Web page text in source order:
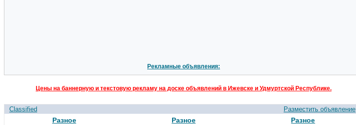
Рекламные объявления:
Цены на баннерную и текстовую рекламу на доске объявлений в Ижевске и Удмуртской Республике.
Classified Разместить объявление
Разное Разное Разное